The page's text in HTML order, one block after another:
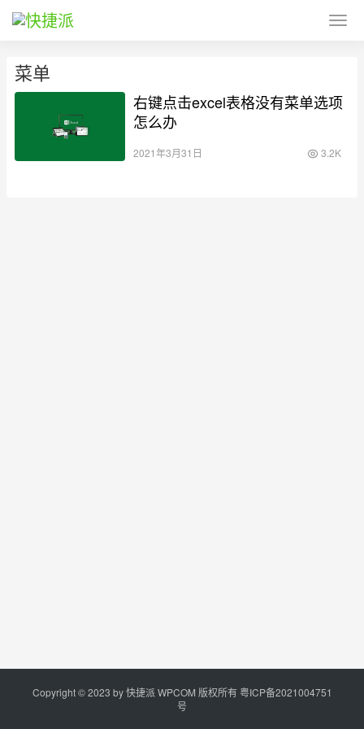
菜单
右键点击excel表格没有菜单选项
怎么办
2021年3月31日 3.2K
Copyright © 2023 by快捷派WPCOM 版权所有粤ICP备2021004751
号